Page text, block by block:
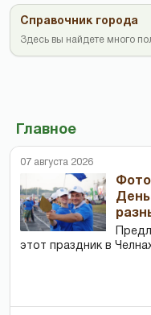
Справочник города
Здесь вы найдете много
Главное
07 августа 2026
День
этот праздник в